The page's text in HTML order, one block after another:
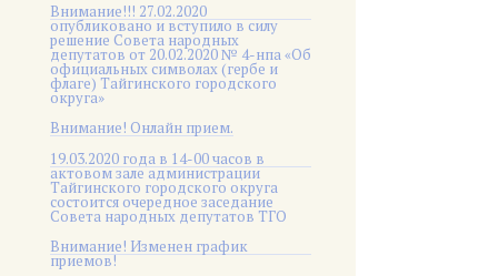
Внимание!!! 27.02.2020
опубликовано и вступило в силу
решение Совета народных
депутатов от 20.02.2020 № 4-нпа «Об
официальных символах (гербе и
флаге) Тайгинского городского
округа»
Внимание! Онлайн прием.
19.03.2020 года в 14-00 часов в
актовом зале администрации
Тайгинского городского округа
состоится очередное заседание
Совета народных депутатов ТГО
Внимание! Изменен график
приемов!